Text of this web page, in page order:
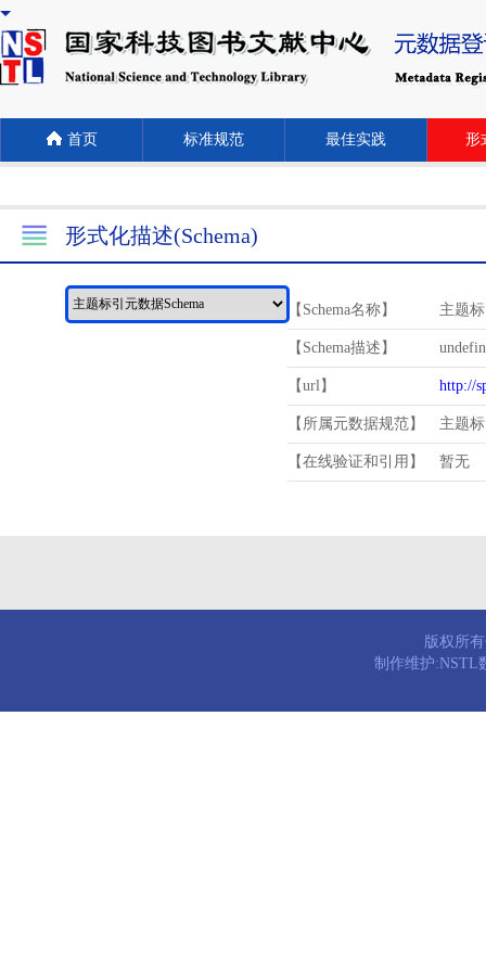
首页 标准规范 最佳实践 形
形式化描述(Schema)
【Schema名称】 主题
【Schema描述】
【url】 http://
【所属元数据规范】 主题
【在线验证和引用】 暂无
版权所
制作维护:NSTL